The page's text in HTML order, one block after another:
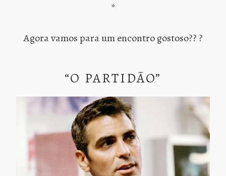
*
Agora vamos para um encontro gostoso?? ?
“O PARTIDÃO”